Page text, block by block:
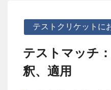
テストクリケットに
テストマッチ
釈、適用